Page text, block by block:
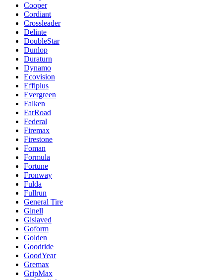
Cooper
Cordiant
Crossleader
Delinte
DoubleStar
Dunlop
Duraturn
Dynamo
Ecovision
Effiplus
Evergreen
Falken
FarRoad
Federal
Firemax
Firestone
Foman
Formula
Fortune
Fronway
Fulda
Fullrun
General Tire
Ginell
Gislaved
Goform
Golden
Goodride
GoodYear
Gremax
GripMax